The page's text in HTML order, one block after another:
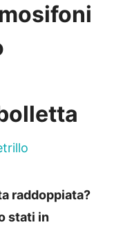
raddoppiata?
stati in